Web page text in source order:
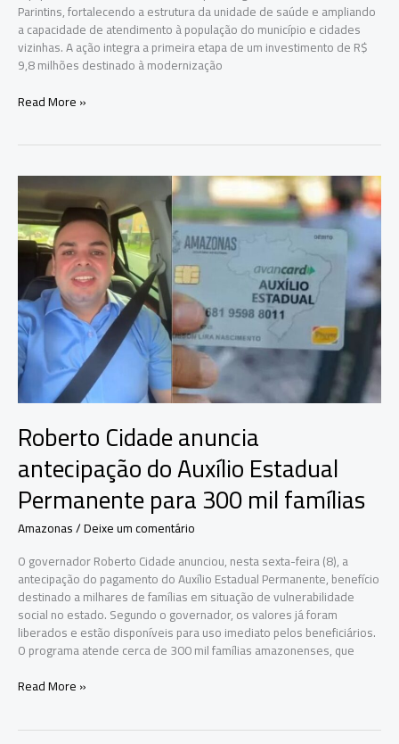
Parintins, fortalecendo a estrutura da unidade de saúde e ampliando
a capacidade de atendimento à população do município e cidades
vizinhas. A ação integra a primeira etapa de um investimento de R$
9,8 milhões destinado à modernização
Roberto
ao
Hospital
Jofre
Cohen
e
destina
mais
de
R$
566
mil
a
instituições
sociais
Parintins
Read More »
Roberto Cidade anuncia
antecipação do Auxílio Estadual
Permanente para 300 mil famílias
Amazonas/Deixe um comentário
O governador Roberto Cidade anunciou, nesta sexta-feira (8), a
antecipação do pagamento do Auxílio Estadual Permanente, benefício
destinado a milhares de famílias em situação de vulnerabilidade
social no estado. Segundo o governador, os valores já foram
liberados e estão disponíveis para uso imediato pelos beneficiários.
O programa atende cerca de 300 mil famílias amazonenses, que
Roberto
Read More »